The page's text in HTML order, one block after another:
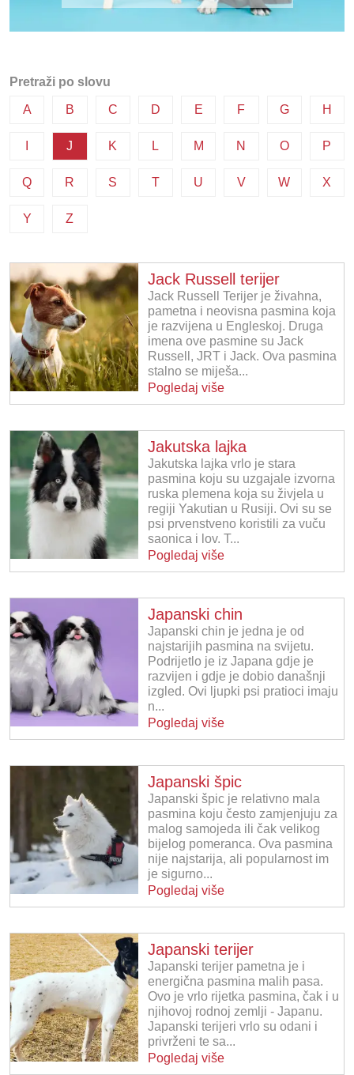
Pretraži po slovu
A B C D E F G H
J K L M N O P
Q R S T U V W X
Y Z
Jack Russell terijer
Jack Russell Terijer je živahna,
pametna i neovisna pasmina koja
je razvijena u Engleskoj. Druga
imena ove pasmine su Jack
Russell, JRT i Jack. Ova pasmina
stalno se miješa...
Pogledaj više
Jakutska lajka
Jakutska lajka vrlo je stara
pasmina koju su uzgajale izvorna
ruska plemena koja su živjela u
regiji Yakutian u Rusiji. Ovi su se
psi prvenstveno koristili za vuču
saonica i lov. T...
Pogledaj više
Japanski chin
Japanski chin je jedna je od
najstarijih pasmina na svijetu.
Podrijetlo je iz Japana gdje je
razvijen i gdje je dobio današnji
izgled. Ovi ljupki psi pratioci imaju
n...
Pogledaj više
Japanski špic
Japanski špic je relativno mala
pasmina koju često zamjenjuju za
malog samojeda ili čak velikog
bijelog pomeranca. Ova pasmina
nije najstarija, ali popularnost im
je sigurno...
Pogledaj više
Japanski terijer
Japanski terijer pametna je i
energična pasmina malih pasa.
Ovo je vrlo rijetka pasmina, čak i u
njihovoj rodnoj zemlji - Japanu.
Japanski terijeri vrlo su odani i
privrženi te sa...
Pogledaj više